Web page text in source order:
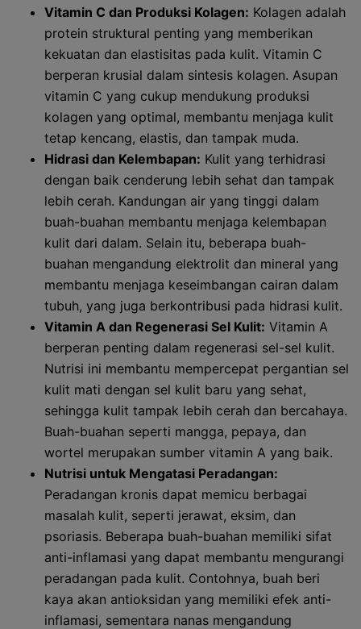
Vitamin C dan Produksi Kolagen: Kolagen adalah
protein struktural penting yang memberikan
kekuatan dan elastisitas pada kulit. Vitamin C
berperan krusial dalam sintesis kolagen. Asupan
vitamin C yang cukup mendukung produksi
kolagen yang optimal, membantu menjaga kulit
tetap kencang, elastis, dan tampak muda.
Hidrasi dan Kelembapan: Kulit yang terhidrasi
dengan baik cenderung lebih sehat dan tampak
lebih cerah. Kandungan air yang tinggi dalam
buah-buahan membantu menjaga kelembapan
kulit dari dalam. Selain itu, beberapa buah-
buahan mengandung elektrolit dan mineral yang
membantu menjaga keseimbangan cairan dalam
tubuh, yang juga berkontribusi pada hidrasi kulit.
Vitamin A dan Regenerasi Sel Kulit: Vitamin A
berperan penting dalam regenerasi sel-sel kulit.
Nutrisi ini membantu mempercepat pergantian sel
kulit mati dengan sel kulit baru yang sehat,
sehingga kulit tampak lebih cerah dan bercahaya.
Buah-buahan seperti mangga, pepaya, dan
wortel merupakan sumber vitamin A yang baik.
Nutrisi untuk Mengatasi Peradangan:
Peradangan kronis dapat memicu berbagai
masalah kulit, seperti jerawat, eksim, dan
psoriasis. Beberapa buah-buahan memiliki sifat
anti-inflamasi yang dapat membantu mengurangi
peradangan pada kulit. Contohnya, buah beri
kaya akan antioksidan yang memiliki efek anti-
inflamasi, sementara nanas mengandung